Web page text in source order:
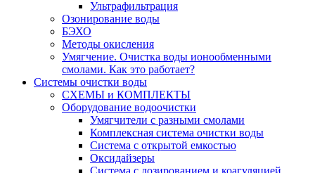
Ультрафильтрация
Озонирование воды
БЭХО
Методы окисления
Умягчение. Очистка воды ионообменными
смолами. Как это работает?
Системы очистки воды
СХЕМЫ и КОМПЛЕКТЫ
Оборудование водоочистки
Умягчители с разными смолами
Комплексная система очистки воды
Система с открытой емкостью
Оксидайзеры